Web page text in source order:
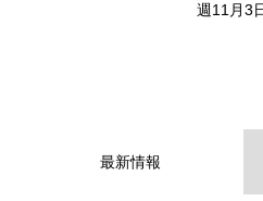
週11月3
最新情報